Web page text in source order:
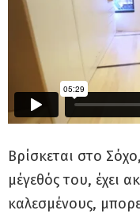
Βρίσκεται στο
μέγεθός του, έχει
καλεσμένους,